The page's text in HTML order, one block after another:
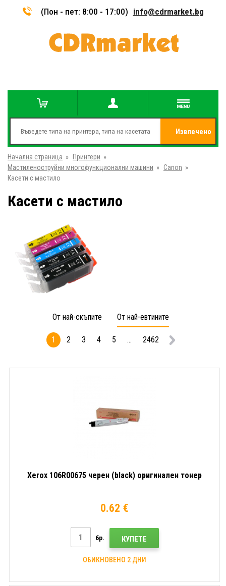
(Пон - пет: 8:00 - 17:00) info@cdrmarket.bg
Извлечено
Начална страница » Принтери »
Мастиленоструйни многофункционални машини » Canon »
Касети с мастило
Касети с мастило
От най-скъпите От най-евтините
1 2 3 4 5 ... 2462
Xerox 106R00675 черен (black) оригинален тонер
0.62 €
бр. КУПЕТЕ
ОБИКНОВЕНО 2 ДНИ